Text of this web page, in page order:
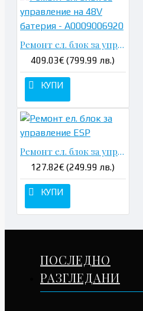
Ремонт ел. блок за управление на 48V батерия - A0009006920
409.03€ (799.99 лв.)
КУПИ
Ремонт ел. блок за управление ESP
127.82€ (249.99 лв.)
КУПИ
ПОСЛЕДНО
РАЗГЛЕДАНИ